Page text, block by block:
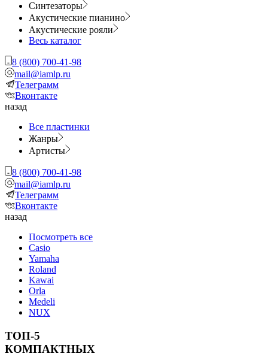
Синтезаторы
Акустические пианино
Акустические рояли
Весь каталог
8 (800) 700-41-98
mail@iamlp.ru
Телеграмм
Вконтакте
назад
Все пластинки
Жанры
Артисты
8 (800) 700-41-98
mail@iamlp.ru
Телеграмм
Вконтакте
назад
Посмотреть все
Casio
Yamaha
Roland
Kawai
Orla
Medeli
NUX
ТОП-5
КОМПАКТНЫХ